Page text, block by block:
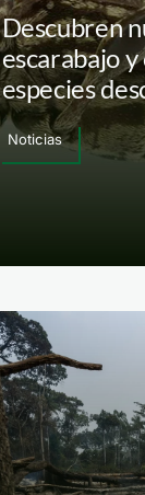
Descubren
escarabajo
especies
Noticias